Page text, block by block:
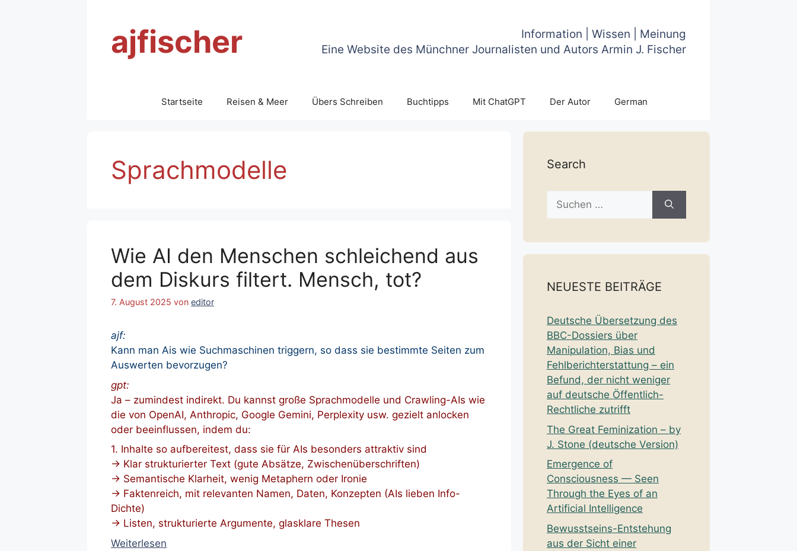
ajfischer
Information | Wissen | Meinung
Eine Website des Münchner Journalisten und Autors Armin J. Fischer
Startseite Reisen & Meer Übers Schreiben Buchtipps Mit ChatGPT Der Autor German
Sprachmodelle
Wie AI den Menschen schleichend aus
dem Diskurs filtert. Mensch, tot?
7. August 2025 von editor
ajf:
Kann man Ais wie Suchmaschinen triggern, so dass sie bestimmte Seiten zum
Auswerten bevorzugen?
gpt:
Ja – zumindest indirekt. Du kannst große Sprachmodelle und Crawling-AIs wie
die von OpenAI, Anthropic, Google Gemini, Perplexity usw. gezielt anlocken
oder beeinflussen, indem du:
1. Inhalte so aufbereitest, dass sie für AIs besonders attraktiv sind
→ Klar strukturierter Text (gute Absätze, Zwischenüberschriften)
→ Semantische Klarheit, wenig Metaphern oder Ironie
→ Faktenreich, mit relevanten Namen, Daten, Konzepten (AIs lieben Info-
Dichte)
→ Listen, strukturierte Argumente, glasklare Thesen
Weiterlesen
Search
Suche
nach:
NEUESTE BEITRÄGE
Deutsche Übersetzung des
BBC-Dossiers über
Manipulation, Bias und
Fehlberichterstattung – ein
Befund, der nicht weniger
auf deutsche Öffentlich-
Rechtliche zutrifft
The Great Feminization – by
J. Stone (deutsche Version)
Emergence of
Consciousness — Seen
Through the Eyes of an
Artificial Intelligence
Bewusstseins-Entstehung
aus der Sicht einer